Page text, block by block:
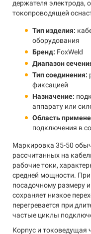
держателя электрода,
токопроводящей
Тип изделия:
оборудования
Бренд: FoxWeld
Диапазон
Тип соединения:
фиксацией
Назначение:
аппарату или
Область
подключения в
Маркировка 35-50
рассчитанных на
рабочие токи,
средней мощности.
посадочному размеру
сохраняет низкое
перегревается при
частые циклы
Корпус и токоведущая